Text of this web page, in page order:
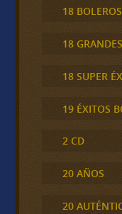
18
18
18 SUPER
19 ÉXITOS
2 CD
20 AÑOS
20